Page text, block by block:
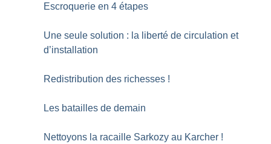
Escroquerie en 4 étapes
Une seule solution : la liberté de circulation et
d’installation
Redistribution des richesses !
Les batailles de demain
Nettoyons la racaille Sarkozy au Karcher !